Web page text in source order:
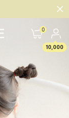
0
10,000